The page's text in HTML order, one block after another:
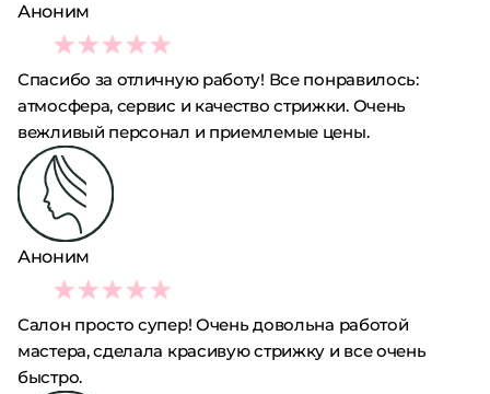
Аноним
5
Спасибо за отличную работу! Все понравилось:
атмосфера, сервис и качество стрижки. Очень
вежливый персонал и приемлемые цены.
Аноним
5
Салон просто супер! Очень довольна работой
мастера, сделала красивую стрижку и все очень
быстро.